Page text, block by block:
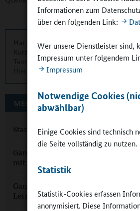
Informationen zum
über den folgenden Link:
Wer unsere Dienstleister sind,
Impressum unter folgendem
Impressum
Notwendige Cookies
abwählbar)
Einige Cookies sind technisch
die Seite vollständig zu nutzen.
Statistik
Statistik-Cookies erfassen
anonymisiert. Diese
Hat Ihnen dieser Artikel gefallen? Eine
Kurzinformation über die aktuellen
Termine finden Sie zweimal monatlich in
Hier können Sie sich anmelden
MEHR ZUM THEMA AUF
Stark im Ganztag: „Ihr seid alle
Ganztag in Sachsen-Anhalt:
mit Qualität
Ganztagsschulkongress in Berlin:
Lernarchitektur